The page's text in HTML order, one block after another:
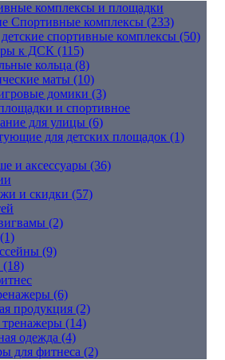
комплексы и площадки
Спортивные комплексы (233)
спортивные комплексы (50)
к ДСК (115)
кольца (8)
маты (10)
домики (3)
и спортивное
для улицы (6)
для детских площадок (1)
и аксессуары (36)
и скидки (57)
(2)
(9)
(6)
продукция (2)
(14)
одежда (4)
для фитнеса (2)